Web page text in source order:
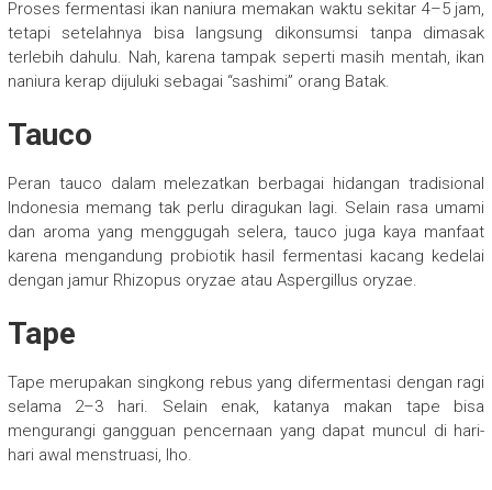
Proses fermentasi ikan naniura memakan waktu sekitar 4–5 jam,
tetapi setelahnya bisa langsung dikonsumsi tanpa dimasak
terlebih dahulu. Nah, karena tampak seperti masih mentah, ikan
naniura kerap dijuluki sebagai “sashimi” orang Batak.
Tauco
Peran tauco dalam melezatkan berbagai hidangan tradisional
Indonesia memang tak perlu diragukan lagi. Selain rasa umami
dan aroma yang menggugah selera, tauco juga kaya manfaat
karena mengandung probiotik hasil fermentasi kacang kedelai
dengan jamur Rhizopus oryzae atau Aspergillus oryzae.
Tape
Tape merupakan singkong rebus yang difermentasi dengan ragi
selama 2–3 hari. Selain enak, katanya makan tape bisa
mengurangi gangguan pencernaan yang dapat muncul di hari-
hari awal menstruasi, lho.